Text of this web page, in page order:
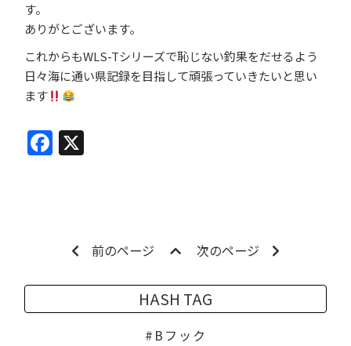
す。
ありがとございます。
これからもWLS-Tシリーズで恥じない釣果をだせるよう
日々海に通い県記録を目指して頑張っていきたいと思い
ます
Facebook
前のページ 次のページ
HASH TAG
Bフック